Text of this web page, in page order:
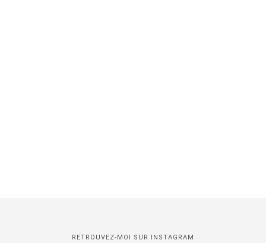
RETROUVEZ-MOI SUR INSTAGRAM